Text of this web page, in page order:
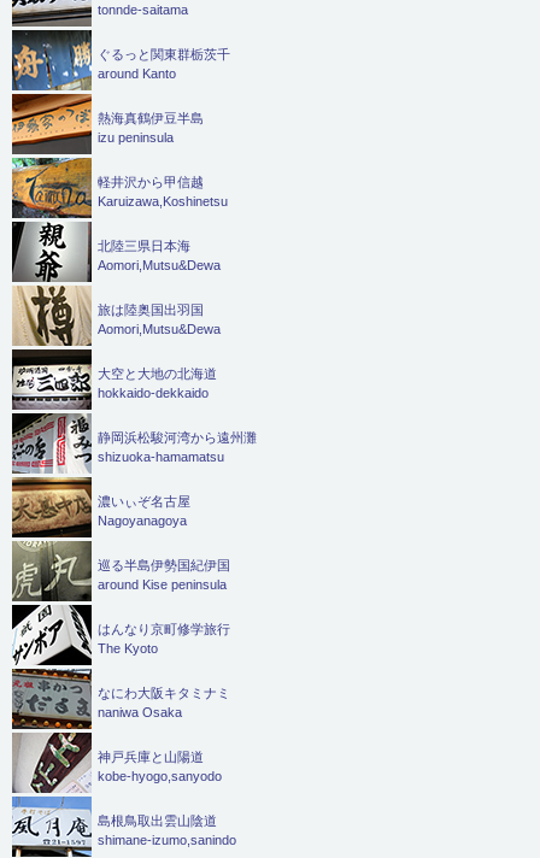
tonnde-saitama
ぐるっと関東群栃茨千
around Kanto
熱海真鶴伊豆半島
izu peninsula
軽井沢から甲信越
Karuizawa,Koshinetsu
北陸三県日本海
Aomori,Mutsu&Dewa
旅は陸奥国出羽国
Aomori,Mutsu&Dewa
大空と大地の北海道
hokkaido-dekkaido
静岡浜松駿河湾から遠州灘
shizuoka-hamamatsu
濃いぃぞ名古屋
Nagoyanagoya
巡る半島伊勢国紀伊国
around Kise peninsula
はんなり京町修学旅行
The Kyoto
なにわ大阪キタミナミ
naniwa Osaka
神戸兵庫と山陽道
kobe-hyogo,sanyodo
島根鳥取出雲山陰道
shimane-izumo,sanindo